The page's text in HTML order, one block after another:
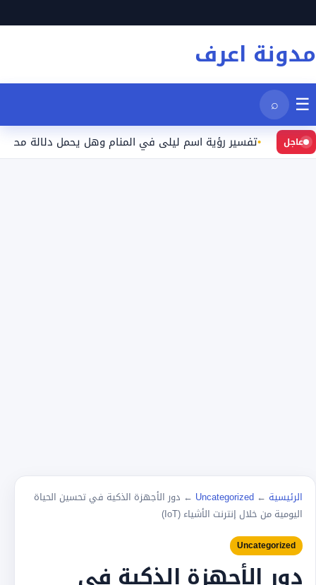
إلى
المحتوى
مدونة اعرف
☰
⌕
عاجل تفسير رؤية اسم ليلى في المنام وهل يحمل دلالة محددة؟
الرئيسية ←
Uncategorized
← دور الأجهزة الذكية في تحسين الحياة
اليومية من خلال إنترنت الأشياء (IoT)
Uncategorized